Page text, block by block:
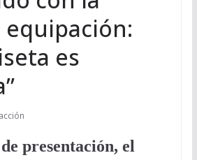
es
presentación, el